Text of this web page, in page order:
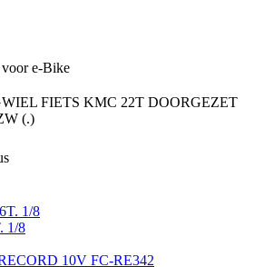
e-Bike
FIETS KMC 22T DOORGEZET
(.)
1/8